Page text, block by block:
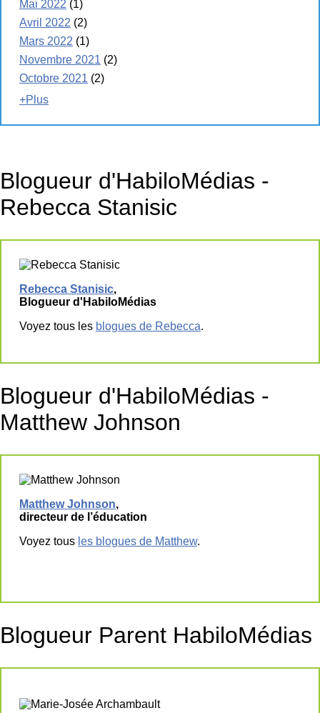
Mai 2022 (1)
Avril 2022 (2)
Mars 2022 (1)
Novembre 2021 (2)
Octobre 2021 (2)
+Plus
Blogueur d'HabiloMédias -
Rebecca Stanisic
Rebecca Stanisic,
Blogueur d'HabiloMédias
Voyez tous les blogues de Rebecca.
Blogueur d'HabiloMédias -
Matthew Johnson
Matthew Johnson,
directeur de l’éducation
Voyez tous les blogues de Matthew.
Blogueur Parent HabiloMédias